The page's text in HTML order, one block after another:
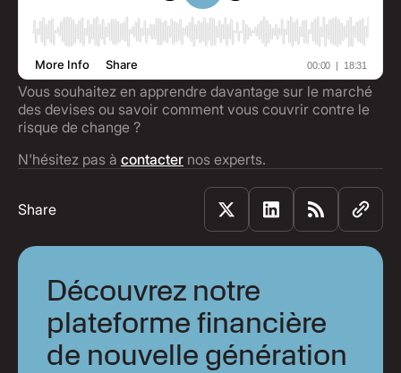
Vous souhaitez en apprendre davantage sur le marché
des devises ou savoir comment vous couvrir contre le
risque de change ?
N'hésitez pas à contacter nos experts.
Share
Découvrez notre
plateforme financière
de nouvelle génération